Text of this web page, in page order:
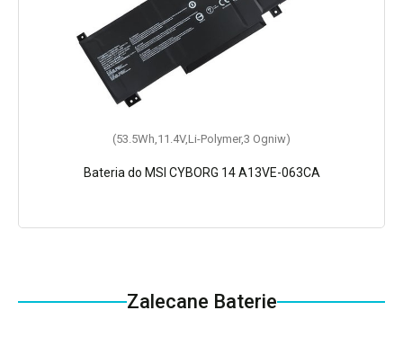
(53.5Wh,11.4V,Li-Polymer,3 Ogniw)
Bateria do MSI CYBORG 14 A13VE-063CA
Zalecane Baterie